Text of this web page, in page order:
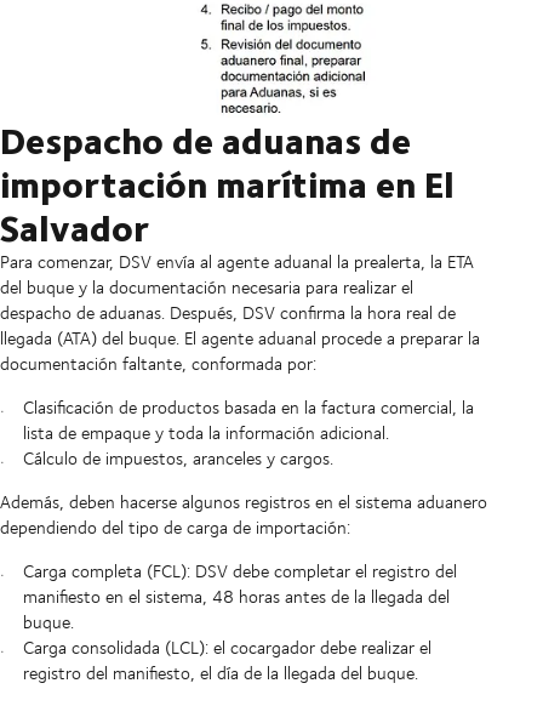
Despacho de aduanas de
importación marítima en El
Salvador
Para comenzar, DSV envía al agente aduanal la prealerta, la ETA
del buque y la documentación necesaria para realizar el
despacho de aduanas. Después, DSV confirma la hora real de
llegada (ATA) del buque. El agente aduanal procede a preparar la
documentación faltante, conformada por:
Clasificación de productos basada en la factura comercial, la
lista de empaque y toda la información adicional.
Cálculo de impuestos, aranceles y cargos.
Además, deben hacerse algunos registros en el sistema aduanero
dependiendo del tipo de carga de importación:
Carga completa (FCL): DSV debe completar el registro del
manifiesto en el sistema, 48 horas antes de la llegada del
buque.
Carga consolidada (LCL): el cocargador debe realizar el
registro del manifiesto, el día de la llegada del buque.